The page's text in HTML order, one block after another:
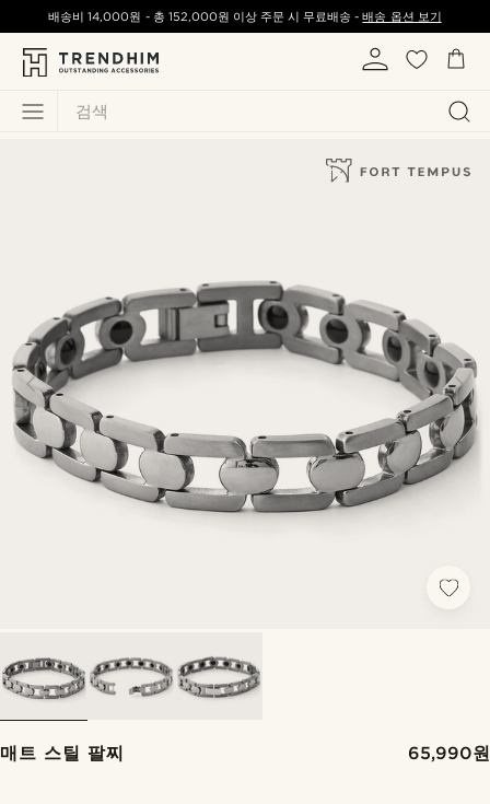
검색
배송비14,000원 - 총 152,000원 이상 주문 시 무료배송 -배송 옵션 보기
매트 스틸 팔찌 65,990원